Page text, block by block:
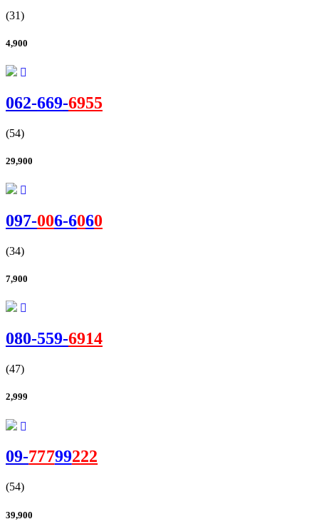
(31)
4,900
062-669-6955
(54)
29,900
097-006-6060
(34)
7,900
080-559-6914
(47)
2,999
09-77799222
(54)
39,900